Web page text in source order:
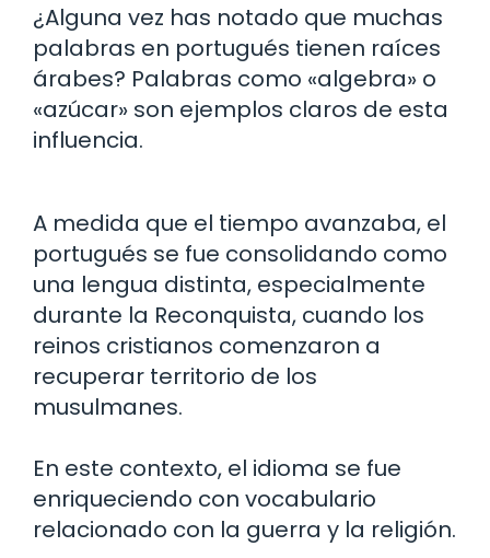
¿Alguna vez has notado que muchas
palabras en portugués tienen raíces
árabes? Palabras como «algebra» o
«azúcar» son ejemplos claros de esta
influencia.
A medida que el tiempo avanzaba, el
portugués se fue consolidando como
una lengua distinta, especialmente
durante la Reconquista, cuando los
reinos cristianos comenzaron a
recuperar territorio de los
musulmanes.
En este contexto, el idioma se fue
enriqueciendo con vocabulario
relacionado con la guerra y la religión.